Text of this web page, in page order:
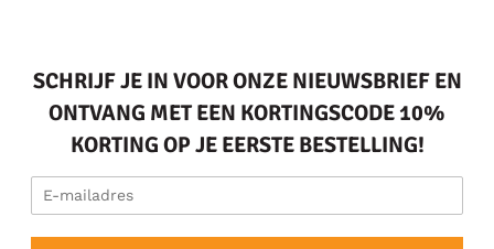
SCHRIJF JE IN VOOR ONZE NIEUWSBRIEF EN
ONTVANG MET EEN KORTINGSCODE 10%
KORTING OP JE EERSTE BESTELLING!